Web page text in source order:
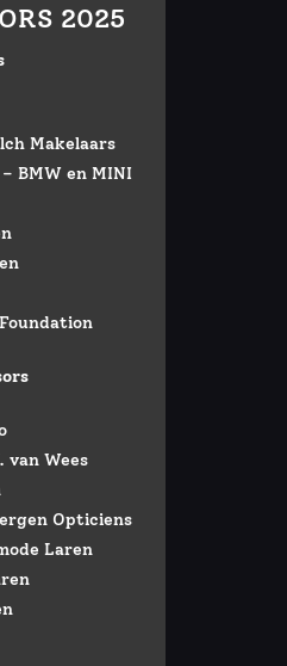
2025
Makelaars
BMW en MINI
Wees
Opticiens
Laren